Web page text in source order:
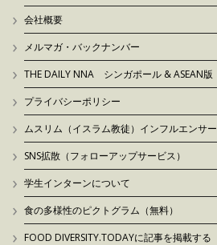
会社概要
メルマガ・バックナンバー
THE DAILY NNA シンガポール & ASEAN版
プライバシーポリシー
ムスリム（イスラム教徒）インフルエンサー
SNS拡散（フォローアップサービス）
学生インターンについて
食の多様性のピクトグラム（無料）
FOOD DIVERSITY.TODAYに記事を掲載する